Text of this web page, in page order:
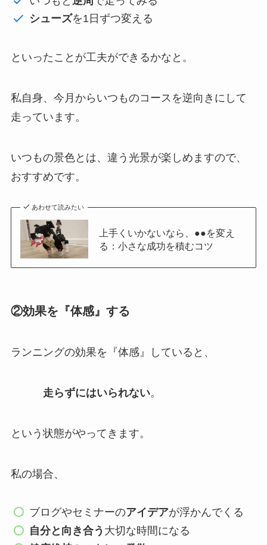
シューズを1日ずつ変える
といったことが工夫ができるかなと。
私自身、今月からいつものコースを逆向きにして
走っています。
いつもの景色とは、違う光景が楽しめますので、
おすすめです。
あわせて読みたい
上手くいかないなら、●●を変え
る：小さな成功を積むコツ
②効果を『体感』する
ランニングの効果を『体感』していると、
走らずにはいられない。
という状態がやってきます。
私の場合、
ブログやセミナーのアイデアが浮かんでくる
自分と向き合う 大切な時間になる